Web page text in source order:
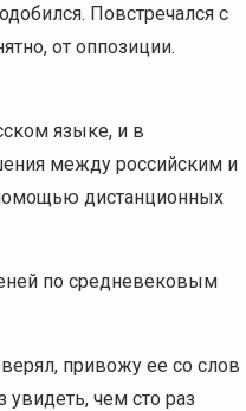
Повстречался с
от оппозиции.
языке, и в
между российским и
дистанционных
по средневековым
привожу ее со слов
чем сто раз